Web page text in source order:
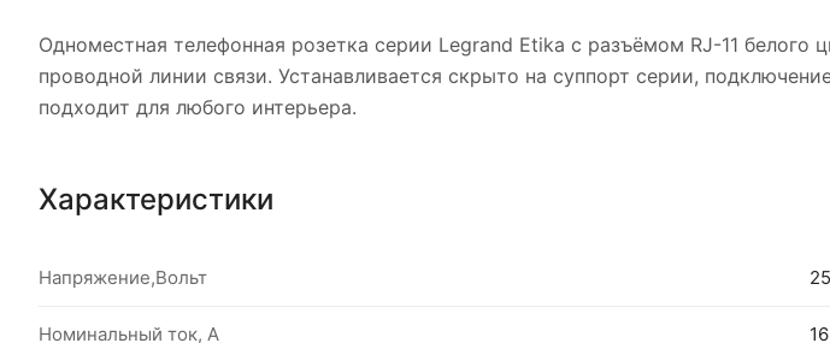
Одноместная телефонная розетка серии Legrand Etika с разъёмом RJ-11 белого
проводной линии связи. Устанавливается скрыто на суппорт серии,
подходит для любого интерьера.
Характеристики
Напряжение,Вольт
Номинальный ток, А